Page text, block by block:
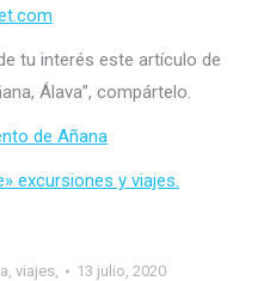
tu interés este artículo de
Álava”, compártelo.
de Añana
excursiones y viajes.
, viajes, 13 julio, 2020